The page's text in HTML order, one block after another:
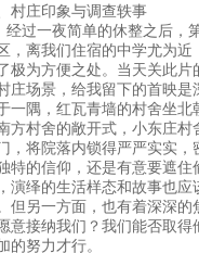
村庄印象与调查轶事
过一夜简单的休整之后，第
，离我们住宿的中学尤为
极为方便之处。当天关此
庄场景，给我留下的首映
一隅，红瓦青墙的村舍坐
方村舍的敞开式，小东庄
，将院落内锁得严严实实
特的信仰，还是有意要遮
演绎的生活样态和故事也
但另一方面，也有着深深
意接纳我们？我们能否取
的努力才行。